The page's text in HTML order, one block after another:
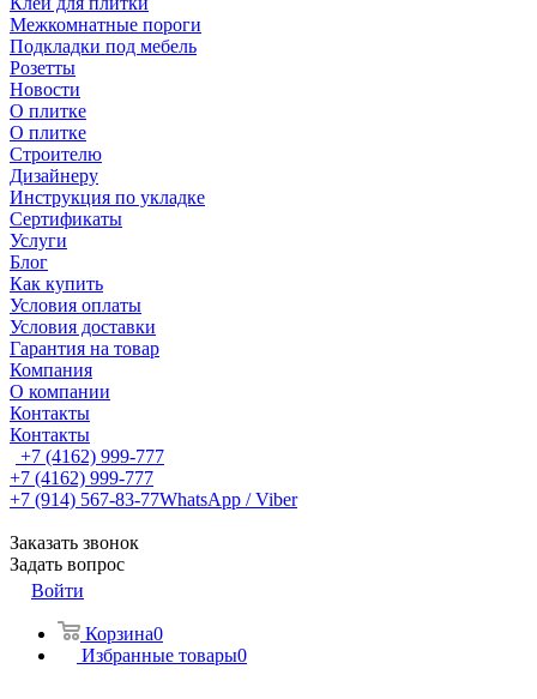
Межкомнатные пороги
Подкладки под мебель
Розетты
Новости
О плитке
О плитке
Строителю
Дизайнеру
Инструкция по укладке
Сертификаты
Услуги
Блог
Как купить
Условия оплаты
Условия доставки
Гарантия на товар
Компания
О компании
Контакты
Контакты
+7 (4162) 999-777
+7 (4162) 999-777
+7 (914) 567-83-77WhatsApp / Viber
Заказать звонок
Задать вопрос
Войти
Корзина0
Избранные товары0